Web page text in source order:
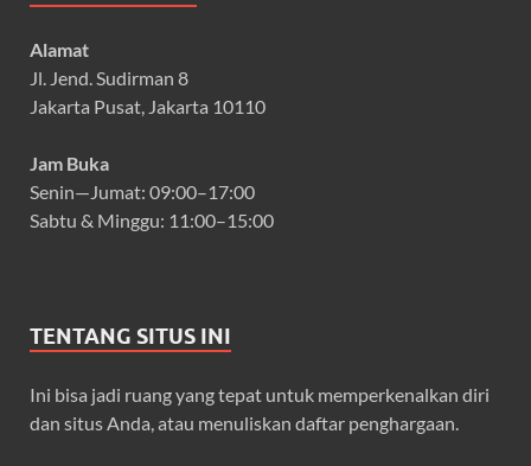
Alamat
Jl. Jend. Sudirman 8
Jakarta Pusat, Jakarta 10110
Jam Buka
Senin—Jumat: 09:00–17:00
Sabtu & Minggu: 11:00–15:00
TENTANG SITUS INI
Ini bisa jadi ruang yang tepat untuk memperkenalkan diri
dan situs Anda, atau menuliskan daftar penghargaan.